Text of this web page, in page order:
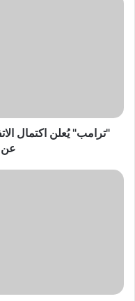
البحري
"ترامب" يُعلن اكتمال
عن
"الأرصاد":
وأتربة